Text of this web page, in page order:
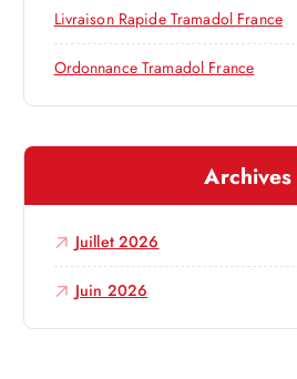
r
t
i
Livraison Rapide Tramadol France
Ordonnance Tramadol France
Archives
Juillet 2026
Juin 2026